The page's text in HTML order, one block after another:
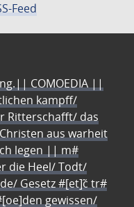
Feed
COMOEDIA ||
kampff/
Ritterschafft/ das
aus warheit
legen || m#
die Heel/ Todt/
Gesetz #[et]c̃ tr#
gewissen/